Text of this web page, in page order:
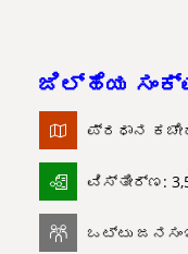
ಜಿಲ್ಹೆಯ
ಪ್ರಧಾನ
ವಿಸ್ತೀರ್ಣ:
ಒಟ್ಟು